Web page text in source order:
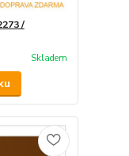
/
Skladem